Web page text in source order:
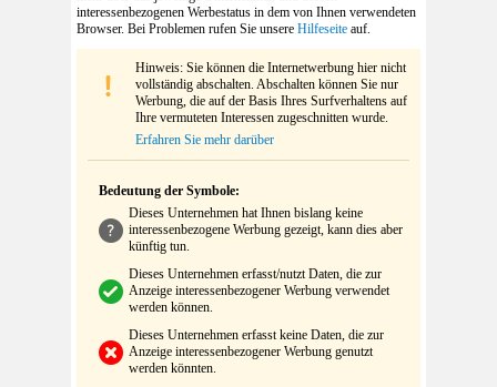
interessenbezogenen Werbestatus in dem von Ihnen verwendeten
Browser. Bei Problemen rufen Sie unsere Hilfeseite auf.
Hinweis: Sie können die Internetwerbung hier nicht
vollständig abschalten. Abschalten können Sie nur
Werbung, die auf der Basis Ihres Surfverhaltens auf
Ihre vermuteten Interessen zugeschnitten wurde.
Erfahren Sie mehr darüber
Bedeutung der Symbole:
Dieses Unternehmen hat Ihnen bislang keine
interessenbezogene Werbung gezeigt, kann dies aber
künftig tun.
Dieses Unternehmen erfasst/nutzt Daten, die zur
Anzeige interessenbezogener Werbung verwendet
werden können.
Dieses Unternehmen erfasst keine Daten, die zur
Anzeige interessenbezogener Werbung genutzt
werden könnten.